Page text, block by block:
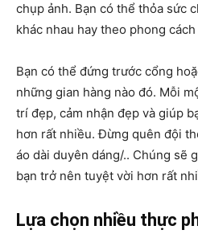
chụp ảnh. Bạn có thể thỏa sức
khác nhau hay theo phong cách
Bạn có thể đứng trước cổng
những gian hàng nào đó. Mỗi
trí đẹp, cảm nhận đẹp và giúp
hơn rất nhiều. Đừng quên đội
áo dài duyên dáng/.. Chúng sẽ
bạn trở nên tuyệt vời hơn rất
Lựa chọn nhiều thực